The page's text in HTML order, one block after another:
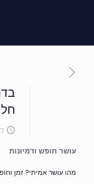
עושר חופש ודמיונות
מהו עושר אמיתי? זמן